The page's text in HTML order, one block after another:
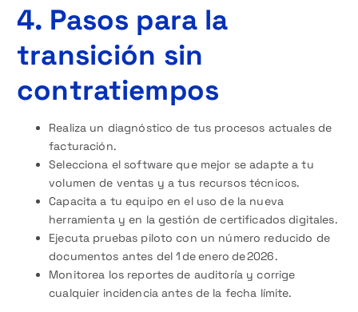
4. Pasos para la
transición sin
contratiempos
Realiza un diagnóstico de tus procesos actuales de
facturación.
Selecciona el software que mejor se adapte a tu
volumen de ventas y a tus recursos técnicos.
Capacita a tu equipo en el uso de la nueva
herramienta y en la gestión de certificados digitales.
Ejecuta pruebas piloto con un número reducido de
documentos antes del 1 de enero de 2026.
Monitorea los reportes de auditoría y corrige
cualquier incidencia antes de la fecha límite.